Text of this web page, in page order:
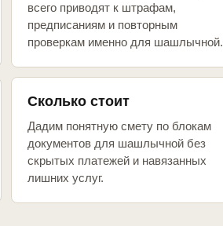
всего приводят к штрафам,
предписаниям и повторным
проверкам именно для шашлычной.
Сколько стоит
Дадим понятную смету по блокам
документов для шашлычной без
скрытых платежей и навязанных
лишних услуг.